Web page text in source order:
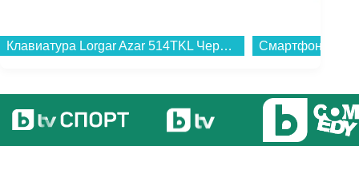
Клавиатура Lorgar Azar 514TKL Черна...